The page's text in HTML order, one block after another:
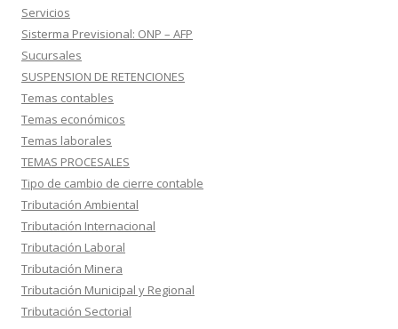
Servicios
Sisterma Previsional: ONP – AFP
Sucursales
SUSPENSION DE RETENCIONES
Temas contables
Temas económicos
Temas laborales
TEMAS PROCESALES
Tipo de cambio de cierre contable
Tributación Ambiental
Tributación Internacional
Tributación Laboral
Tributación Minera
Tributación Municipal y Regional
Tributación Sectorial